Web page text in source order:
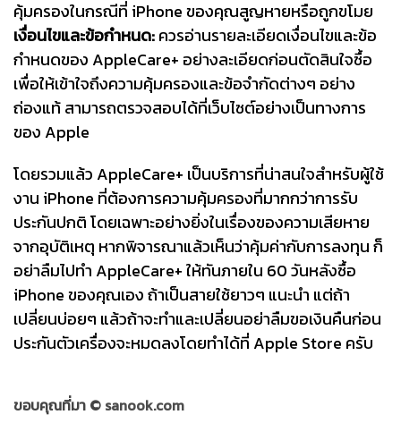
คุ้มครองในกรณีที่ iPhone ของคุณสูญหายหรือถูกขโมย
เงื่อนไขและข้อกำหนด:ควรอ่านรายละเอียดเงื่อนไขและข้อ
กำหนดของ AppleCare+ อย่างละเอียดก่อนตัดสินใจซื้อ
เพื่อให้เข้าใจถึงความคุ้มครองและข้อจำกัดต่างๆ อย่าง
ถ่องแท้ สามารถตรวจสอบได้ที่เว็บไซต์อย่างเป็นทางการ
ของ Apple
โดยรวมแล้ว AppleCare+ เป็นบริการที่น่าสนใจสำหรับผู้ใช้
งาน iPhone ที่ต้องการความคุ้มครองที่มากกว่าการรับ
ประกันปกติ โดยเฉพาะอย่างยิ่งในเรื่องของความเสียหาย
จากอุบัติเหตุ หากพิจารณาแล้วเห็นว่าคุ้มค่ากับการลงทุน ก็
อย่าลืมไปทำ AppleCare+ ให้ทันภายใน 60 วันหลังซื้อ
iPhone ของคุณเอง ถ้าเป็นสายใช้ยาวๆ แนะนำ แต่ถ้า
เปลี่ยนบ่อยๆ แล้วถ้าจะทำและเปลี่ยนอย่าลืมขอเงินคืนก่อน
ประกันตัวเครื่องจะหมดลงโดยทำได้ที่ Apple Store ครับ
ขอบคุณที่มา © sanook.com